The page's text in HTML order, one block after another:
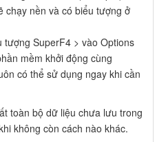
chạy nền và có biểu tượng ở
tượng SuperF4 > vào Options
mềm khởi động cùng
có thể sử dụng ngay khi cần
toàn bộ dữ liệu chưa lưu trong
không còn cách nào khác.